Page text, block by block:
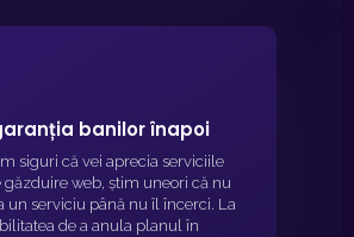
banilor înapoi
siguri că vei aprecia serviciile
găzduire web, știm uneori că nu
un serviciu până nu îl încerci. La
de a anula planul în